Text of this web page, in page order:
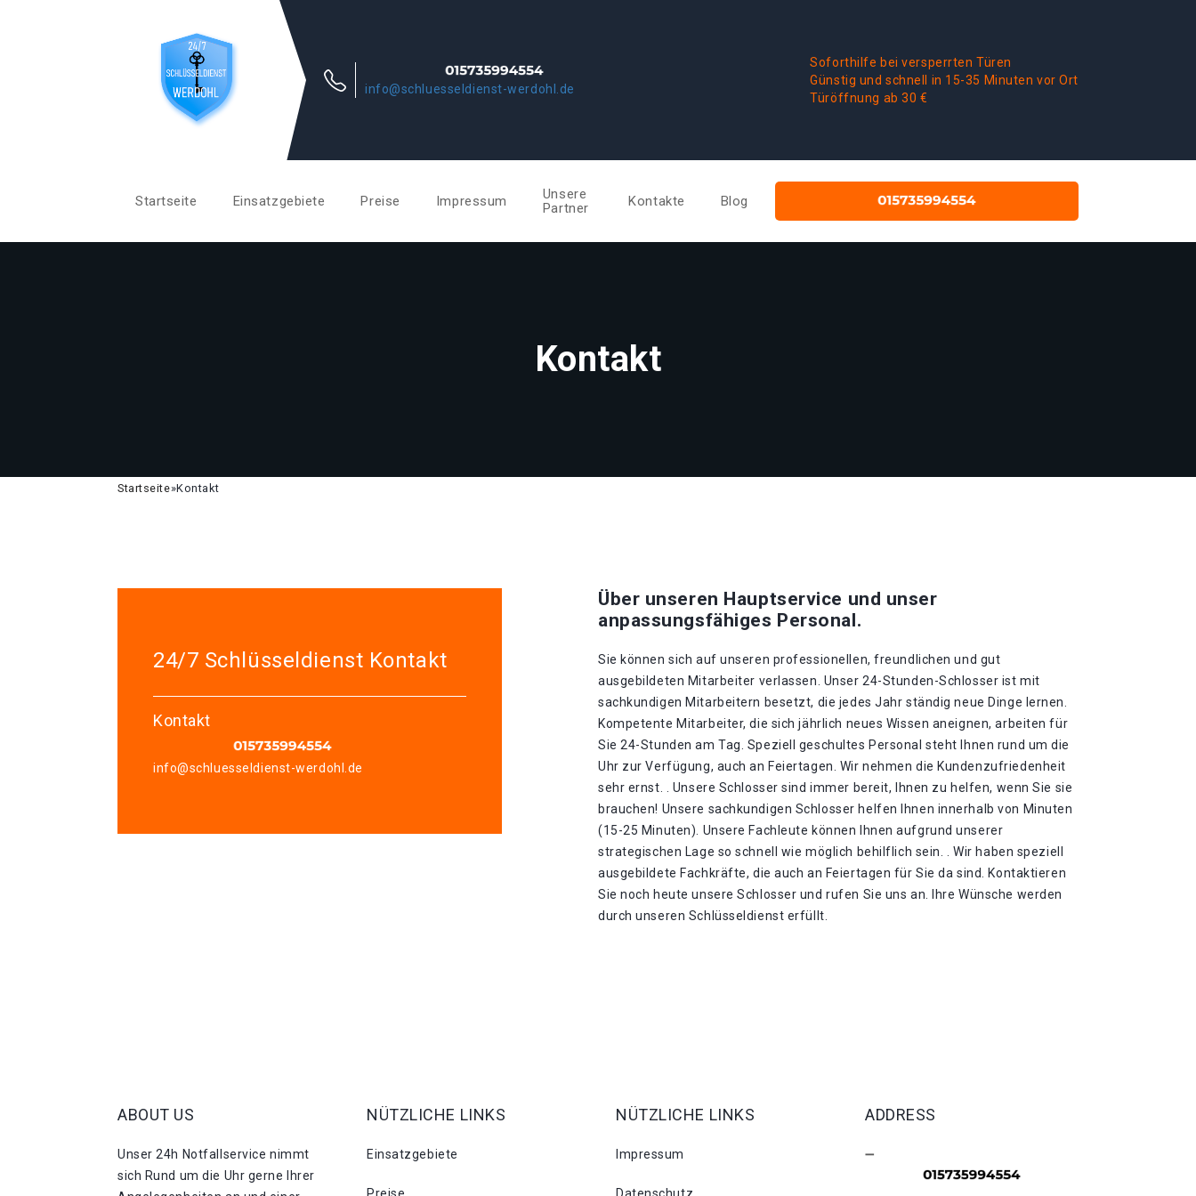
info@schluesseldienst-werdohl.de
Soforthilfe bei versperrten Türen
Günstig und schnell in 15-35 Minuten vor Ort
Türöffnung ab 30 €
Startseite Einsatzgebiete Preise Impressum
Unsere
Partner
Kontakte Blog
Kontakt
Startseite»Kontakt
24/7 Schlüsseldienst Kontakt
Kontakt
info@schluesseldienst-werdohl.de
Über unseren Hauptservice und unser
anpassungsfähiges Personal.
Sie können sich auf unseren professionellen, freundlichen und gut
ausgebildeten Mitarbeiter verlassen. Unser 24-Stunden-Schlosser ist mit
sachkundigen Mitarbeitern besetzt, die jedes Jahr ständig neue Dinge lernen.
Kompetente Mitarbeiter, die sich jährlich neues Wissen aneignen, arbeiten für
Sie 24-Stunden am Tag. Speziell geschultes Personal steht Ihnen rund um die
Uhr zur Verfügung, auch an Feiertagen. Wir nehmen die Kundenzufriedenheit
sehr ernst. . Unsere Schlosser sind immer bereit, Ihnen zu helfen, wenn Sie sie
brauchen! Unsere sachkundigen Schlosser helfen Ihnen innerhalb von Minuten
(15-25 Minuten). Unsere Fachleute können Ihnen aufgrund unserer
strategischen Lage so schnell wie möglich behilflich sein. . Wir haben speziell
ausgebildete Fachkräfte, die auch an Feiertagen für Sie da sind. Kontaktieren
Sie noch heute unsere Schlosser und rufen Sie uns an. Ihre Wünsche werden
durch unseren Schlüsseldienst erfüllt.
ABOUT US
Unser 24h Notfallservice nimmt
sich Rund um die Uhr gerne Ihrer
NÜTZLICHE LINKS
Einsatzgebiete
NÜTZLICHE LINKS
Impressum
ADDRESS